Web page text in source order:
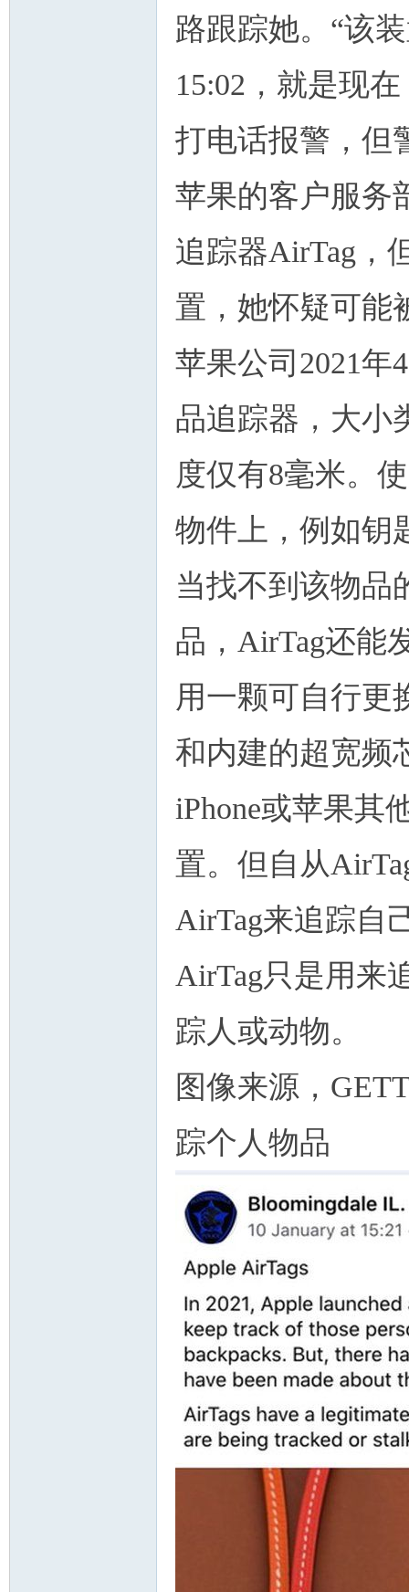
路跟踪她。“该
15:02，就是现
打电话报警，但
苹果的客户服务
追踪器AirTag，
置，她怀疑可能
苹果公司2021年
品追踪器，大小
度仅有8毫米。
物件上，例如钥
当找不到该物品
品，AirTag还能
用一颗可自行更
和内建的超宽频
iPhone或苹果其
置。但自从
AirTag来追踪自
AirTag只是用来
踪人或动物。
图像来源，
踪个人物品